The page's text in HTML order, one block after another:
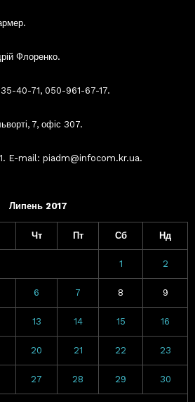
Флоренко.
40-71, 050-961-67-17.
7, офіс 307.
E-mail: piadm@infocom.kr.ua.
Липень 2017
Чт Пт Сб Нд
1 2
6 7 8 9
13 14 15 16
20 21 22 23
27 28 29 30